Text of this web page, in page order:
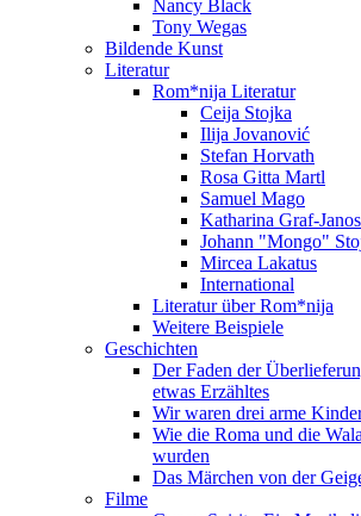
Nancy Black
Tony Wegas
Bildende Kunst
Literatur
Rom*nija Literatur
Ceija Stojka
Ilija Jovanović
Stefan Horvath
Rosa Gitta Martl
Samuel Mago
Katharina Graf-
Johann "Mongo"
Mircea Lakatus
International
Literatur über Rom*nija
Weitere Beispiele
Geschichten
Der Faden der
etwas Erzähltes
Wir waren drei arme
Wie die Roma und die
wurden
Das Märchen von der
Filme